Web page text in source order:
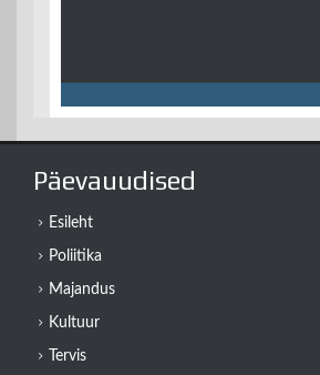
Päevauudised
Esileht
Poliitika
Majandus
Kultuur
Tervis